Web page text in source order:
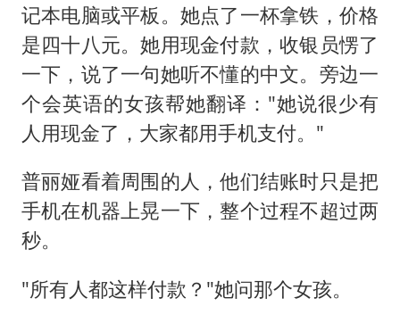
记本电脑或平板。她点了一杯拿铁，价格
是四十八元。她用现金付款，收银员愣了
一下，说了一句她听不懂的中文。旁边一
个会英语的女孩帮她翻译："她说很少有
人用现金了，大家都用手机支付。"
普丽娅看着周围的人，他们结账时只是把
手机在机器上晃一下，整个过程不超过两
秒。
"所有人都这样付款？"她问那个女孩。